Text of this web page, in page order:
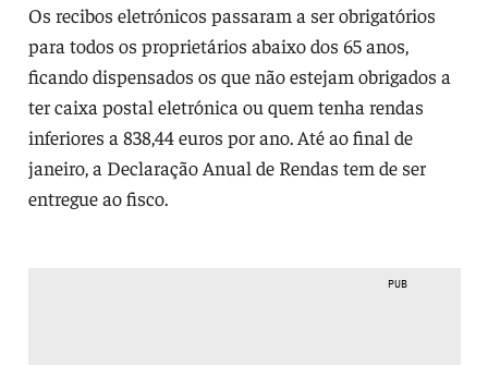
Os recibos eletrónicos passaram a ser obrigatórios
para todos os proprietários abaixo dos 65 anos,
ficando dispensados os que não estejam obrigados a
ter caixa postal eletrónica ou quem tenha rendas
inferiores a 838,44 euros por ano. Até ao final de
janeiro, a Declaração Anual de Rendas tem de ser
entregue ao fisco.
PUB